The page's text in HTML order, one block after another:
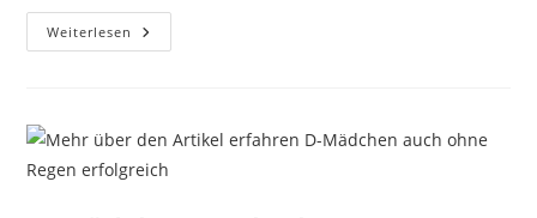
Weiterlesen